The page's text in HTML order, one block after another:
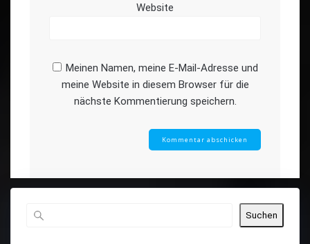
Website
Meinen Namen, meine E-Mail-Adresse und
meine Website in diesem Browser für die
nächste Kommentierung speichern.
Suchen